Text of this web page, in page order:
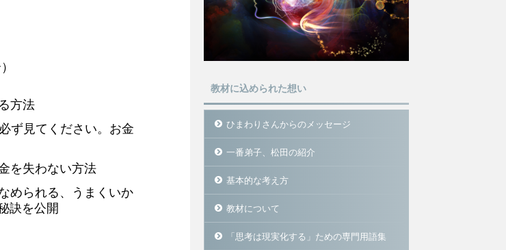
方法
ず見てください。お金
を失わない方法
められる、うまくいか
訣を公開
教材に込められた想い
ひまわりさんからのメッセージ
一番弟子、松田の紹介
基本的な考え方
教材について
「思考は現実化する」ための専門用語集